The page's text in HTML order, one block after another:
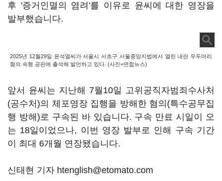
후 '증거인멸의 염려'를 이유로 윤씨에 대한 영장을
발부했습니다.
2025년 12월29일 윤석열씨가 서울시 서초구 서울중앙지법에서 열린 내란 우두머리
혐의 속행 공판에 출석해 발언하고 있다. (사진=연합뉴스)
앞서 윤씨는 지난해 7월10일 고위공직자범죄수사처
(공수처)의 체포영장 집행을 방해한 혐의(특수공무집
행 방해)로 구속된 바 있습니다. 구속 만료 시일이 오
는 18일이었으나, 이번 영장 발부로 인해 구속 기간
이 최대 6개월 연장됐습니다.
신태현 기자 htenglish@etomato.com